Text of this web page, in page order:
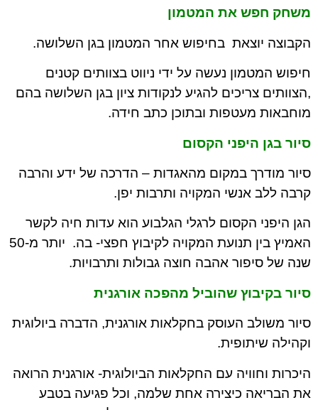
משחק חפש את המטמון
הקבוצה יוצאת בחיפוש אחר המטמון בגן השלושה.
חיפוש המטמון נעשה על ידי ניווט בצוותים קטנים
,הצוותים צריכים להגיע לנקודות ציון בגן השלושה בהם
מוחבאות מעטפות ובתוכן כתב חידה.
סיור בגן היפני הקסום
סיור מודרך במקום מהאגדות – הדרכה של ידע והרבה
קרבה ללב אנשי המקויה ותרבות יפן.
הגן היפני הקסום לרגלי הגלבוע הוא עדות חיה לקשר
האמיץ בין תנועת המקויה לקיבוץ חפצי- בה. יותר מ-50
שנה של סיפור אהבה חוצה גבולות ותרבויות.
סיור בקיבוץ שהוביל מהפכה אורגנית
סיור משולב העוסק בחקלאות אורגנית, הדברה ביולוגית
וקהילה שיתופית.
היכרות וחוויה עם החקלאות הביולוגית- אורגנית הרואה
את הבריאה כיצירה אחת שלמה, וכל פגיעה בטבע